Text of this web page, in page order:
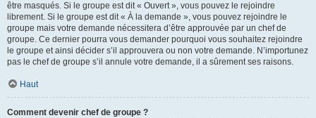
être masqués. Si le groupe est dit « Ouvert », vous pouvez le rejoindre
librement. Si le groupe est dit « À la demande », vous pouvez rejoindre le
groupe mais votre demande nécessitera d’être approuvée par un chef de
groupe. Ce dernier pourra vous demander pourquoi vous souhaitez rejoindre
le groupe et ainsi décider s’il approuvera ou non votre demande. N’importunez
pas le chef de groupe s’il annule votre demande, il a sûrement ses raisons.
Haut
Comment devenir chef de groupe ?